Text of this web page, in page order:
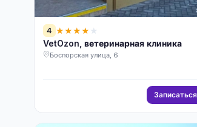
4 ★★★★ ★
VetOzon, ветеринарная клиника
Боспорская улица, 6
Записаться